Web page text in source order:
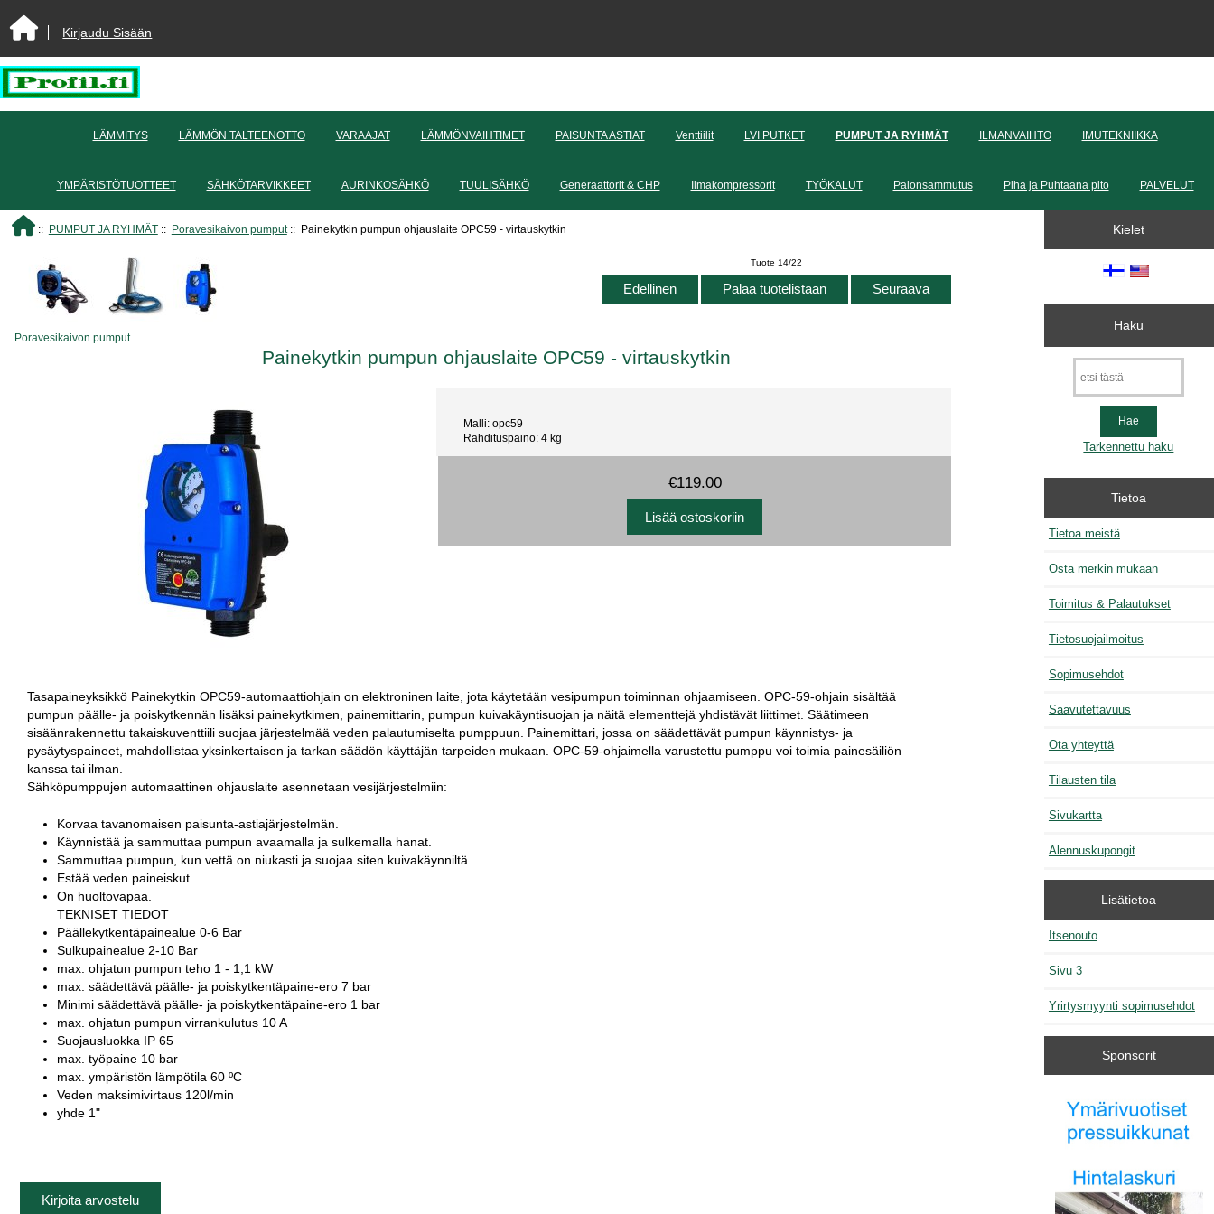
Kirjaudu Sisään
LÄMMITYS LÄMMÖN TALTEENOTTO VARAAJAT LÄMMÖNVAIHTIMET PAISUNTA ASTIAT Venttiilit LVI PUTKET PUMPUT JA RYHMÄT ILMANVAIHTO IMUTEKNIIKKA
YMPÄRISTÖTUOTTEET SÄHKÖTARVIKKEET AURINKOSÄHKÖ TUULISÄHKÖ Generaattorit & CHP Ilmakompressorit TYÖKALUT Palonsammutus Piha ja Puhtaana pito PALVELUT
:: PUMPUT JA RYHMÄT:: Poravesikaivon pumput:: Painekytkin pumpun ohjauslaite OPC59 - virtauskytkin
Poravesikaivon pumput
Tuote 14/22
Edellinen Palaa tuotelistaan Seuraava
Painekytkin pumpun ohjauslaite OPC59 - virtauskytkin
Malli: opc59
Rahdituspaino: 4 kg
€119.00
Tasapaineyksikkö Painekytkin OPC59-automaattiohjain on elektroninen laite, jota käytetään vesipumpun toiminnan ohjaamiseen. OPC-59-ohjain sisältää
pumpun päälle- ja poiskytkennän lisäksi painekytkimen, painemittarin, pumpun kuivakäyntisuojan ja näitä elementtejä yhdistävät liittimet. Säätimeen
sisäänrakennettu takaiskuventtiili suojaa järjestelmää veden palautumiselta pumppuun. Painemittari, jossa on säädettävät pumpun käynnistys- ja
pysäytyspaineet, mahdollistaa yksinkertaisen ja tarkan säädön käyttäjän tarpeiden mukaan. OPC-59-ohjaimella varustettu pumppu voi toimia painesäiliön
kanssa tai ilman.
Sähköpumppujen automaattinen ohjauslaite asennetaan vesijärjestelmiin:
Korvaa tavanomaisen paisunta-astiajärjestelmän.
Käynnistää ja sammuttaa pumpun avaamalla ja sulkemalla hanat.
Sammuttaa pumpun, kun vettä on niukasti ja suojaa siten kuivakäynniltä.
Estää veden paineiskut.
On huoltovapaa.
TEKNISET TIEDOT
Päällekytkentäpainealue 0-6 Bar
Sulkupainealue 2-10 Bar
max. ohjatun pumpun teho 1 - 1,1 kW
max. säädettävä päälle- ja poiskytkentäpaine-ero 7 bar
Minimi säädettävä päälle- ja poiskytkentäpaine-ero 1 bar
max. ohjatun pumpun virrankulutus 10 A
Suojausluokka IP 65
max. työpaine 10 bar
max. ympäristön lämpötila 60 ºC
Veden maksimivirtaus 120l/min
yhde 1"
Kirjoita arvostelu
Kielet
Haku
Tarkennettu haku
Tietoa
Tietoa meistä
Osta merkin mukaan
Toimitus & Palautukset
Tietosuojailmoitus
Sopimusehdot
Saavutettavuus
Ota yhteyttä
Tilausten tila
Sivukartta
Alennuskupongit
Lisätietoa
Itsenouto
Sivu 3
Yrirtysmyynti sopimusehdot
Sponsorit